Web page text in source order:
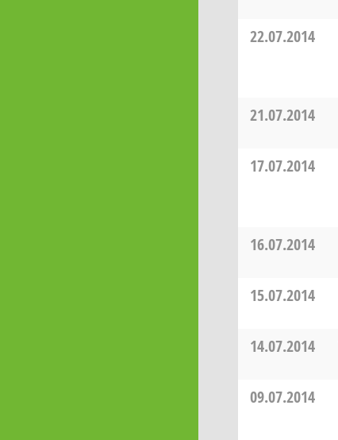
22.07.2014
21.07.2014
17.07.2014
16.07.2014
15.07.2014
14.07.2014
09.07.2014